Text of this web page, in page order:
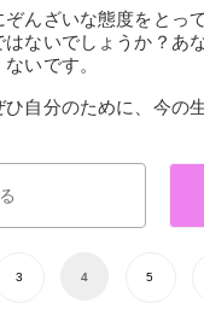
んざいな態度をとっ
ないでしょうか？あ
いです。
自分のために、今の
3 4 5